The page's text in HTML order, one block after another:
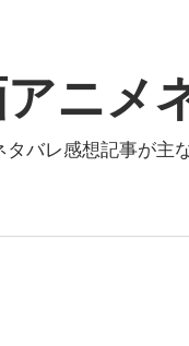
ニメ
バレ感想記事が主